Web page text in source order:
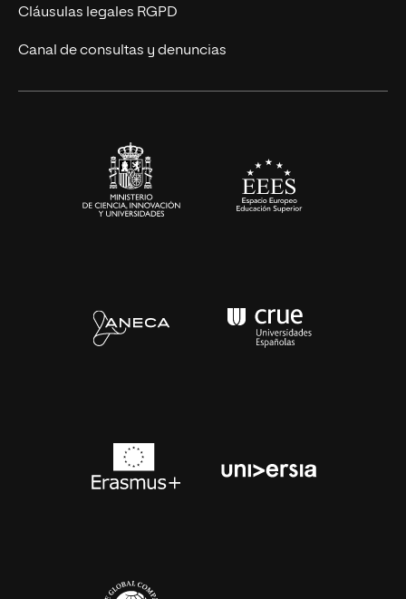
UNIR Revista
Eventos
Cláusulas legales RGPD
Canal de consultas y denuncias